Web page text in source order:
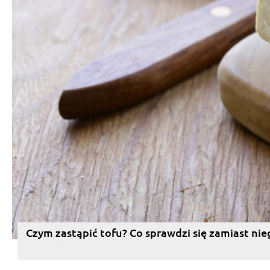
Czym zastąpić tofu? Co sprawdzi się zamiast